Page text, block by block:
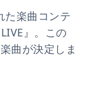
た楽曲コンテ
』。この
曲が決定しま